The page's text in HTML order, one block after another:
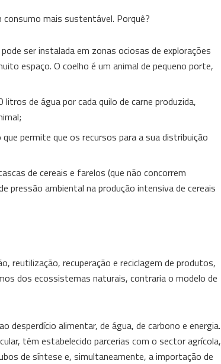
consumo mais sustentável. Porquê?
ser instalada em zonas ociosas de explorações
espaço. O coelho é um animal de pequeno porte,
de água por cada quilo de carne produzida,
permite que os recursos para a sua distribuição
de cereais e farelos (que não concorrem
pressão ambiental na produção intensiva de cereais
reutilização, recuperação e reciclagem de produtos,
dos ecossistemas naturais, contraria o modelo de
alimentar, de água, de carbono e energia.
têm estabelecido parcerias com o sector agrícola,
de síntese e, simultaneamente, a importação de